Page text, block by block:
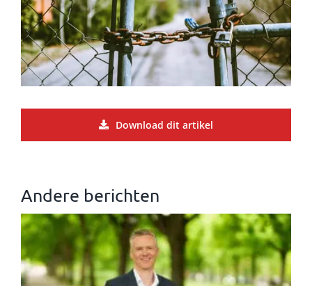
Download dit artikel
Andere berichten